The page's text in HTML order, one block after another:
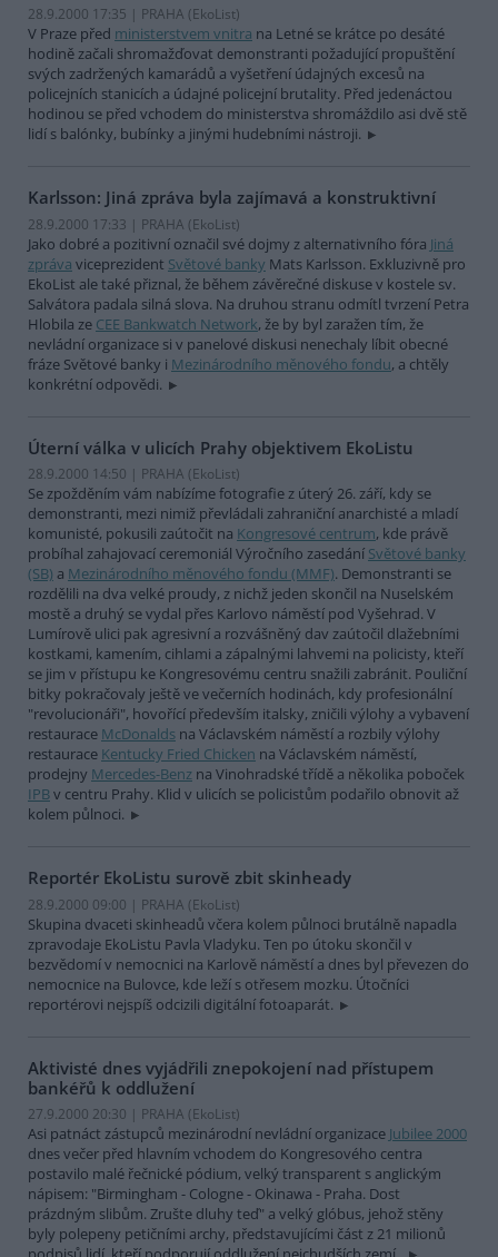
28.9.2000 17:35 | PRAHA (EkoList)
V Praze před ministerstvem vnitra na Letné se krátce po desáté
hodině začali shromažďovat demonstranti požadující propuštění
svých zadržených kamarádů a vyšetření údajných excesů na
policejních stanicích a údajné policejní brutality. Před jedenáctou
hodinou se před vchodem do ministerstva shromáždilo asi dvě stě
lidí s balónky, bubínky a jinými hudebními nástroji.
Karlsson: Jiná zpráva byla zajímavá a konstruktivní
28.9.2000 17:33 | PRAHA (EkoList)
Jako dobré a pozitivní označil své dojmy z alternativního fóra Jiná
zpráva viceprezident Světové banky Mats Karlsson. Exkluzivně pro
EkoList ale také přiznal, že během závěrečné diskuse v kostele sv.
Salvátora padala silná slova. Na druhou stranu odmítl tvrzení Petra
Hlobila ze CEE Bankwatch Network, že by byl zaražen tím, že
nevládní organizace si v panelové diskusi nenechaly líbit obecné
fráze Světové banky i Mezinárodního měnového fondu, a chtěly
konkrétní odpovědi.
Úterní válka v ulicích Prahy objektivem EkoListu
28.9.2000 14:50 | PRAHA (EkoList)
Se zpožděním vám nabízíme fotografie z úterý 26. září, kdy se
demonstranti, mezi nimiž převládali zahraniční anarchisté a mladí
komunisté, pokusili zaútočit na Kongresové centrum, kde právě
probíhal zahajovací ceremoniál Výročního zasedání Světové banky
(SB) a Mezinárodního měnového fondu (MMF). Demonstranti se
rozdělili na dva velké proudy, z nichž jeden skončil na Nuselském
mostě a druhý se vydal přes Karlovo náměstí pod Vyšehrad. V
Lumírově ulici pak agresivní a rozvášněný dav zaútočil dlažebními
kostkami, kamením, cihlami a zápalnými lahvemi na policisty, kteří
se jim v přístupu ke Kongresovému centru snažili zabránit. Pouliční
bitky pokračovaly ještě ve večerních hodinách, kdy profesionální
"revolucionáři", hovořící především italsky, zničili výlohy a vybavení
restaurace McDonalds na Václavském náměstí a rozbily výlohy
restaurace Kentucky Fried Chicken na Václavském náměstí,
prodejny Mercedes-Benz na Vinohradské třídě a několika poboček
IPBv centru Prahy. Klid v ulicích se policistům podařilo obnovit až
kolem půlnoci.
Reportér EkoListu surově zbit skinheady
28.9.2000 09:00 | PRAHA (EkoList)
Skupina dvaceti skinheadů včera kolem půlnoci brutálně napadla
zpravodaje EkoListu Pavla Vladyku. Ten po útoku skončil v
bezvědomí v nemocnici na Karlově náměstí a dnes byl převezen do
nemocnice na Bulovce, kde leží s otřesem mozku. Útočníci
reportérovi nejspíš odcizili digitální fotoaparát.
Aktivisté dnes vyjádřili znepokojení nad přístupem
bankéřů k oddlužení
27.9.2000 20:30 | PRAHA (EkoList)
Asi patnáct zástupců mezinárodní nevládní organizace Jubilee 2000
dnes večer před hlavním vchodem do Kongresového centra
postavilo malé řečnické pódium, velký transparent s anglickým
nápisem: "Birmingham - Cologne - Okinawa - Praha. Dost
prázdným slibům. Zrušte dluhy teď" a velký glóbus, jehož stěny
byly polepeny petičními archy, představujícími část z 21 milionů